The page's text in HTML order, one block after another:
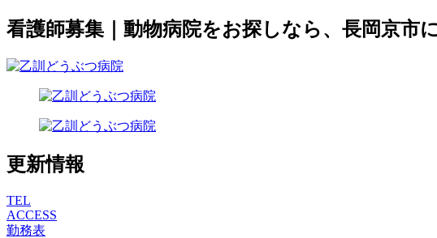
看護師募集｜動物病院をお探しなら、長岡京市
更新情報
TEL
ACCESS
勤務表